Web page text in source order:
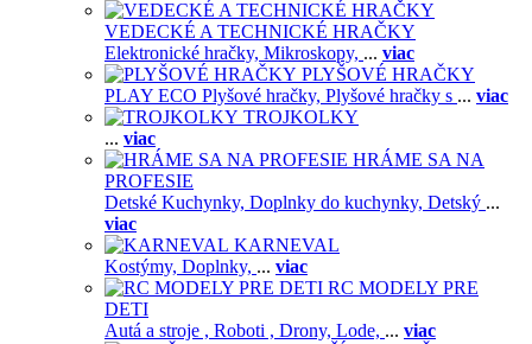
VEDECKÉ A TECHNICKÉ HRAČKY
Elektronické hračky, Mikroskopy, ... viac
PLYŠOVÉ HRAČKY
PLAY ECO Plyšové hračky, Plyšové hračky s ... viac
TROJKOLKY
... viac
HRÁME SA NA
PROFESIE
Detské Kuchynky, Doplnky do kuchynky, Detský ...
viac
KARNEVAL
Kostýmy, Doplnky, ... viac
RC MODELY PRE
DETI
Autá a stroje , Roboti , Drony, Lode, ... viac